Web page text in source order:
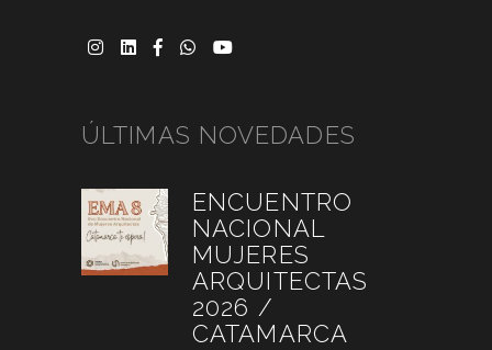
ÚLTIMAS NOVEDADES
ENCUENTRO
NACIONAL
MUJERES
ARQUITECTAS
2026 /
CATAMARCA